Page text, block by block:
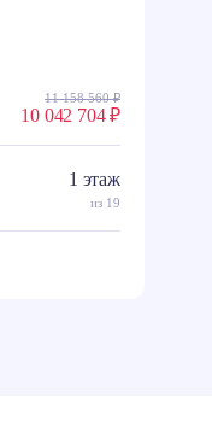
11 158 560 ₽
10 042 704 ₽
1 этаж
из 19